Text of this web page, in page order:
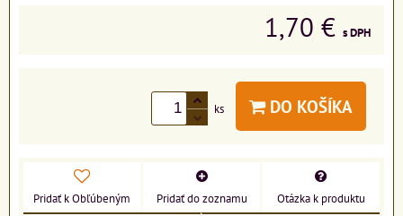
1,70 € s DPH
ks DO KOŠÍKA
Pridať k Obľúbeným Pridať do zoznamu Otázka k produktu